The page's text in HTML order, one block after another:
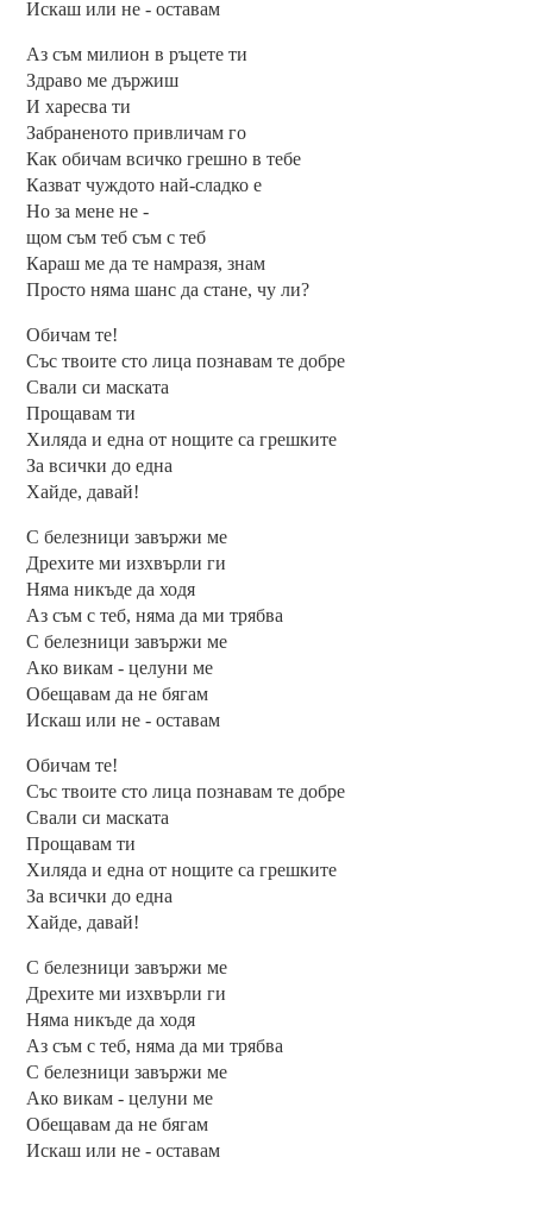
Искаш или не - оставам
Аз съм милион в ръцете ти
Здраво ме държиш
И харесва ти
Забраненото привличам го
Как обичам всичко грешно в тебе
Казват чуждото най-сладко е
Но за мене не -
щом съм теб съм с теб
Караш ме да те намразя, знам
Просто няма шанс да стане, чу ли?
Обичам те!
Със твоите сто лица познавам те добре
Свали си маската
Прощавам ти
Хиляда и една от нощите са грешките
За всички до една
Хайде, давай!
С белезници завържи ме
Дрехите ми изхвърли ги
Няма никъде да ходя
Аз съм с теб, няма да ми трябва
С белезници завържи ме
Ако викам - целуни ме
Обещавам да не бягам
Искаш или не - оставам
Обичам те!
Със твоите сто лица познавам те добре
Свали си маската
Прощавам ти
Хиляда и една от нощите са грешките
За всички до една
Хайде, давай!
С белезници завържи ме
Дрехите ми изхвърли ги
Няма никъде да ходя
Аз съм с теб, няма да ми трябва
С белезници завържи ме
Ако викам - целуни ме
Обещавам да не бягам
Искаш или не - оставам